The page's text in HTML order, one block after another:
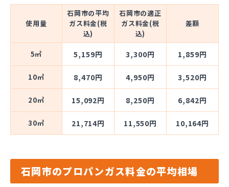
使用量
石岡市の平均
ガス料金(税
込)
石岡市の適正
ガス料金(税
込)
差額
5㎥ 5,159円 3,300円 1,859円
10㎥ 8,470円 4,950円 3,520円
20㎥ 15,092円 8,250円 6,842円
30㎥ 21,714円 11,550円 10,164円
石岡市のプロパンガス料金の平均相場